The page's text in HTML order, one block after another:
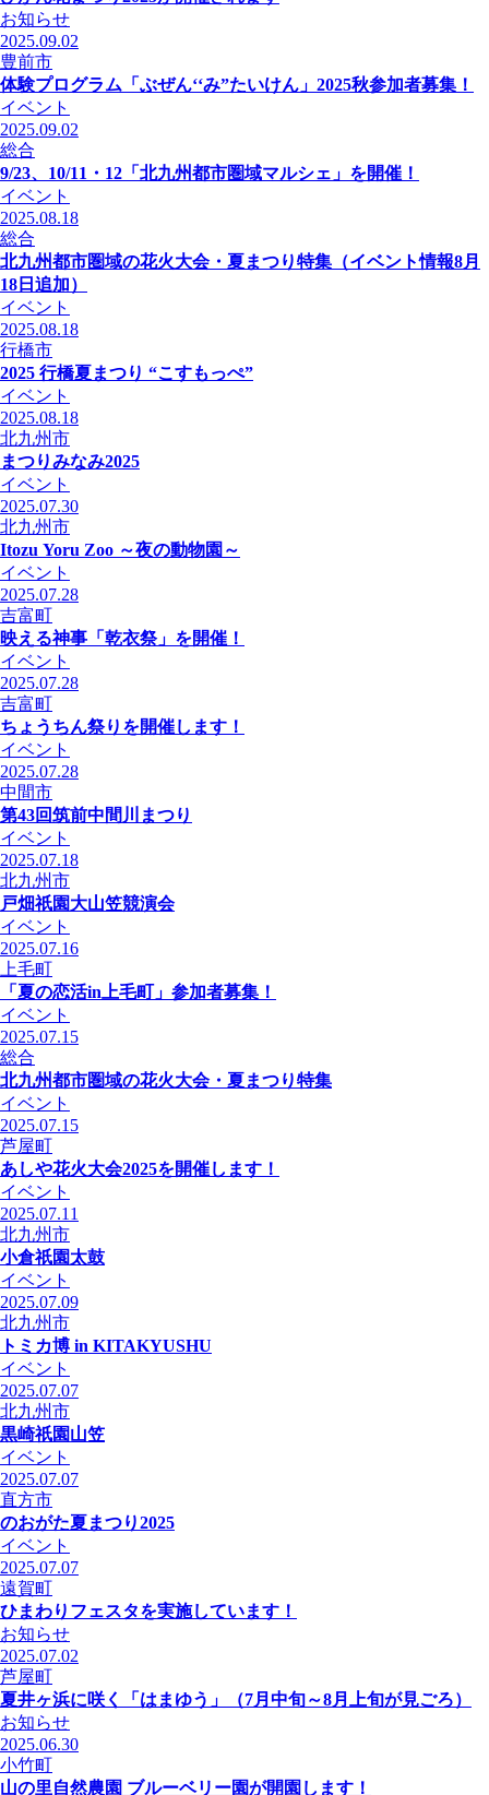
お知らせ
2025.09.02
豊前市
体験プログラム「ぶぜん‘‘み”たいけん」2025秋参加者募集！
イベント
2025.09.02
総合
9/23、10/11・12「北九州都市圏域マルシェ」を開催！
イベント
2025.08.18
総合
北九州都市圏域の花火大会・夏まつり特集（イベント情報8月
18日追加）
イベント
2025.08.18
行橋市
2025 行橋夏まつり “こすもっぺ”
イベント
2025.08.18
北九州市
まつりみなみ2025
イベント
2025.07.30
北九州市
Itozu Yoru Zoo ～夜の動物園～
イベント
2025.07.28
吉富町
映える神事「乾衣祭」を開催！
イベント
2025.07.28
吉富町
ちょうちん祭りを開催します！
イベント
2025.07.28
中間市
第43回筑前中間川まつり
イベント
2025.07.18
北九州市
戸畑祇󠄀園大山笠競演会
イベント
2025.07.16
上毛町
「夏の恋活in上毛町」参加者募集！
イベント
2025.07.15
総合
北九州都市圏域の花火大会・夏まつり特集
イベント
2025.07.15
芦屋町
あしや花火大会2025を開催します！
イベント
2025.07.11
北九州市
小倉祇園太鼓
イベント
2025.07.09
北九州市
トミカ博 in KITAKYUSHU
イベント
2025.07.07
北九州市
黒崎祇園山笠
イベント
2025.07.07
直方市
のおがた夏まつり2025
イベント
2025.07.07
遠賀町
ひまわりフェスタを実施しています！
お知らせ
2025.07.02
芦屋町
夏井ヶ浜に咲く「はまゆう」（7月中旬～8月上旬が見ごろ）
お知らせ
2025.06.30
小竹町
山の里自然農園 ブルーベリー園が開園します！